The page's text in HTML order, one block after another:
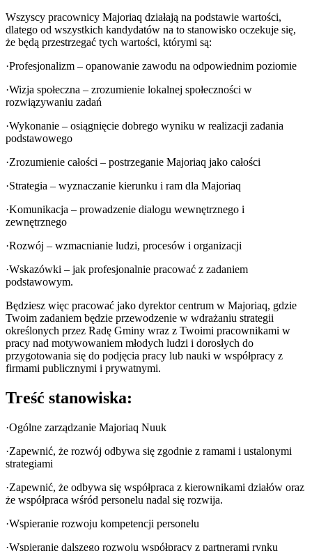
Wszyscy pracownicy Majoriaq działają na podstawie wartości,
dlatego od wszystkich kandydatów na to stanowisko oczekuje się,
że będą przestrzegać tych wartości, którymi są:
·Profesjonalizm – opanowanie zawodu na odpowiednim poziomie
·Wizja społeczna – zrozumienie lokalnej społeczności w
rozwiązywaniu zadań
·Wykonanie – osiągnięcie dobrego wyniku w realizacji zadania
podstawowego
·Zrozumienie całości – postrzeganie Majoriaq jako całości
·Strategia – wyznaczanie kierunku i ram dla Majoriaq
·Komunikacja – prowadzenie dialogu wewnętrznego i
zewnętrznego
·Rozwój – wzmacnianie ludzi, procesów i organizacji
·Wskazówki – jak profesjonalnie pracować z zadaniem
podstawowym.
Będziesz więc pracować jako dyrektor centrum w Majoriaq, gdzie
Twoim zadaniem będzie przewodzenie w wdrażaniu strategii
określonych przez Radę Gminy wraz z Twoimi pracownikami w
pracy nad motywowaniem młodych ludzi i dorosłych do
przygotowania się do podjęcia pracy lub nauki w współpracy z
firmami publicznymi i prywatnymi.
Treść stanowiska:
·Ogólne zarządzanie Majoriaq Nuuk
·Zapewnić, że rozwój odbywa się zgodnie z ramami i ustalonymi
strategiami
·Zapewnić, że odbywa się współpraca z kierownikami działów oraz
że współpraca wśród personelu nadal się rozwija.
·Wspieranie rozwoju kompetencji personelu
·Wspieranie dalszego rozwoju współpracy z partnerami rynku